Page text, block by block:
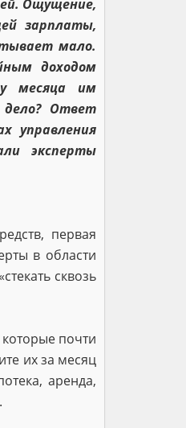
Ощущение,
зарплаты,
мало.
доходом
месяца им
Ответ
управления
эксперты
первая
в области
сквозь
почти
их за месяц
аренда,